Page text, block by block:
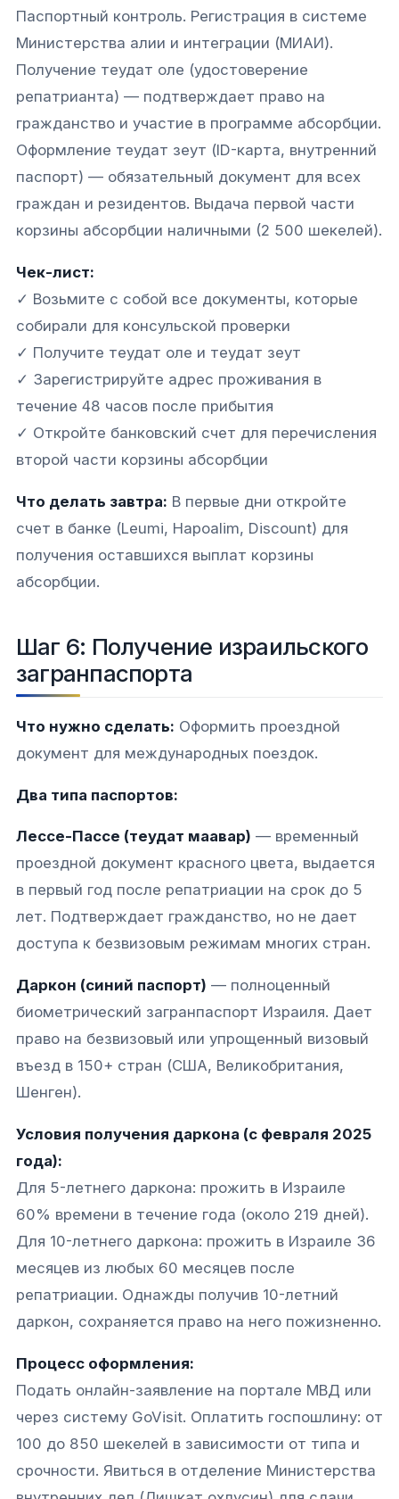
Паспортный контроль. Регистрация в системе
Министерства алии и интеграции (МИАИ).
Получение теудат оле (удостоверение
репатрианта) — подтверждает право на
гражданство и участие в программе абсорбции.
Оформление теудат зеут (ID-карта, внутренний
паспорт) — обязательный документ для всех
граждан и резидентов. Выдача первой части
корзины абсорбции наличными (2 500 шекелей).
Чек-лист:
✓ Возьмите с собой все документы, которые
собирали для консульской проверки
✓ Получите теудат оле и теудат зеут
✓ Зарегистрируйте адрес проживания в
течение 48 часов после прибытия
✓ Откройте банковский счет для перечисления
второй части корзины абсорбции
Что делать завтра: В первые дни откройте
счет в банке (Leumi, Hapoalim, Discount) для
получения оставшихся выплат корзины
абсорбции.
Шаг 6: Получение израильского
загранпаспорта
Что нужно сделать: Оформить проездной
документ для международных поездок.
Два типа паспортов:
Лессе-Пассе (теудат маавар) — временный
проездной документ красного цвета, выдается
в первый год после репатриации на срок до 5
лет. Подтверждает гражданство, но не дает
доступа к безвизовым режимам многих стран.
Даркон (синий паспорт) — полноценный
биометрический загранпаспорт Израиля. Дает
право на безвизовый или упрощенный визовый
въезд в 150+ стран (США, Великобритания,
Шенген).
Условия получения даркона (с февраля 2025
года):
Для 5-летнего даркона: прожить в Израиле
60% времени в течение года (около 219 дней).
Для 10-летнего даркона: прожить в Израиле 36
месяцев из любых 60 месяцев после
репатриации. Однажды получив 10-летний
даркон, сохраняется право на него пожизненно.
Процесс оформления:
Подать онлайн-заявление на портале МВД или
через систему GoVisit. Оплатить госпошлину: от
100 до 850 шекелей в зависимости от типа и
срочности. Явиться в отделение Министерства